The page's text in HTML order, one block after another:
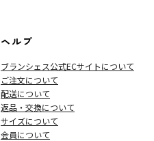
ヘルプ
ブランシェス公式ECサイトについて
ご注文について
配送について
返品・交換について
サイズについて
会員について